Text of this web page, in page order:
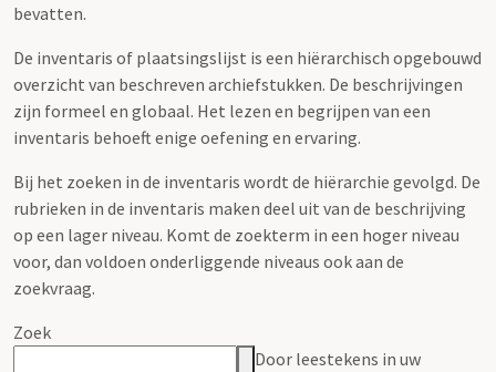
bevatten.
De inventaris of plaatsingslijst is een hiërarchisch opgebouwd
overzicht van beschreven archiefstukken. De beschrijvingen
zijn formeel en globaal. Het lezen en begrijpen van een
inventaris behoeft enige oefening en ervaring.
Bij het zoeken in de inventaris wordt de hiërarchie gevolgd. De
rubrieken in de inventaris maken deel uit van de beschrijving
op een lager niveau. Komt de zoekterm in een hoger niveau
voor, dan voldoen onderliggende niveaus ook aan de
zoekvraag.
Zoek
Door leestekens in uw